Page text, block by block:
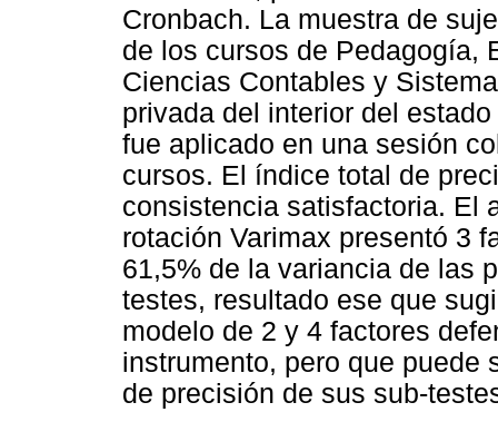
Cronbach. La muestra de
de los cursos de Pedagogía,
Ciencias Contables y
privada del interior del
fue aplicado en una sesión
cursos. El índice total de
consistencia satisfactoria. El
rotación Varimax presentó 3
61,5% de la variancia de las
testes, resultado ese que
modelo de 2 y 4 factores
instrumento, pero que puede
de precisión de sus sub-